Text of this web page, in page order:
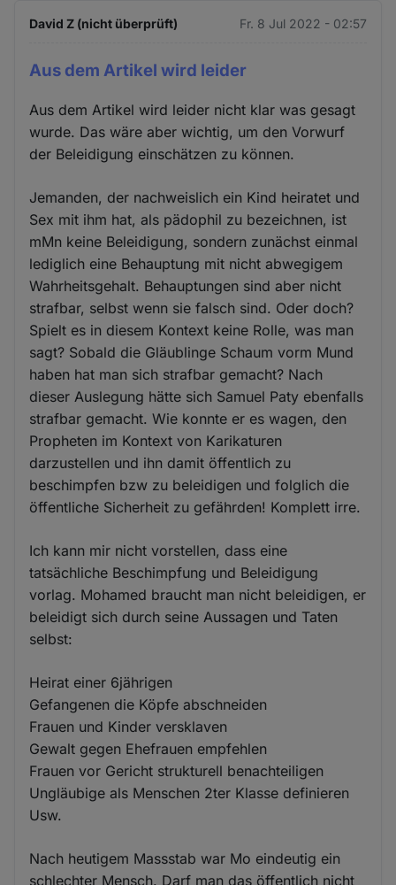
David Z (nicht überprüft) Fr. 8 Jul 2022 - 02:57
Aus dem Artikel wird leider
Aus dem Artikel wird leider nicht klar was gesagt
wurde. Das wäre aber wichtig, um den Vorwurf
der Beleidigung einschätzen zu können.
Jemanden, der nachweislich ein Kind heiratet und
Sex mit ihm hat, als pädophil zu bezeichnen, ist
mMn keine Beleidigung, sondern zunächst einmal
lediglich eine Behauptung mit nicht abwegigem
Wahrheitsgehalt. Behauptungen sind aber nicht
strafbar, selbst wenn sie falsch sind. Oder doch?
Spielt es in diesem Kontext keine Rolle, was man
sagt? Sobald die Gläublinge Schaum vorm Mund
haben hat man sich strafbar gemacht? Nach
dieser Auslegung hätte sich Samuel Paty ebenfalls
strafbar gemacht. Wie konnte er es wagen, den
Propheten im Kontext von Karikaturen
darzustellen und ihn damit öffentlich zu
beschimpfen bzw zu beleidigen und folglich die
öffentliche Sicherheit zu gefährden! Komplett irre.
Ich kann mir nicht vorstellen, dass eine
tatsächliche Beschimpfung und Beleidigung
vorlag. Mohamed braucht man nicht beleidigen, er
beleidigt sich durch seine Aussagen und Taten
selbst:
Heirat einer 6jährigen
Gefangenen die Köpfe abschneiden
Frauen und Kinder versklaven
Gewalt gegen Ehefrauen empfehlen
Frauen vor Gericht strukturell benachteiligen
Ungläubige als Menschen 2ter Klasse definieren
Usw.
Nach heutigem Massstab war Mo eindeutig ein
schlechter Mensch. Darf man das öffentlich nicht